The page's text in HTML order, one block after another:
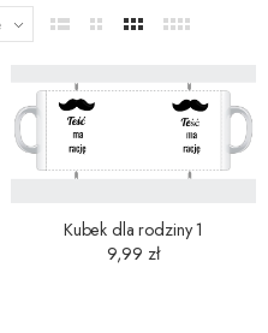
Kubek dla rodziny 1
9,99 zł